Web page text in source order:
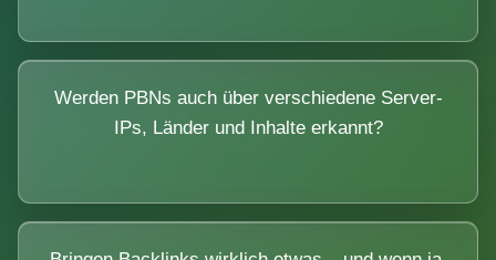
Werden PBNs auch über verschiedene Server-
IPs, Länder und Inhalte erkannt?